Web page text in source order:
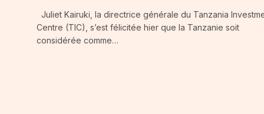
Juliet Kairuki, la directrice générale du Tanzania
Centre (TIC), s’est félicitée hier que la Tanzanie soit
considérée comme…